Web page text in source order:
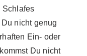
Schlafes
nicht genug
Ein- oder
Du nicht